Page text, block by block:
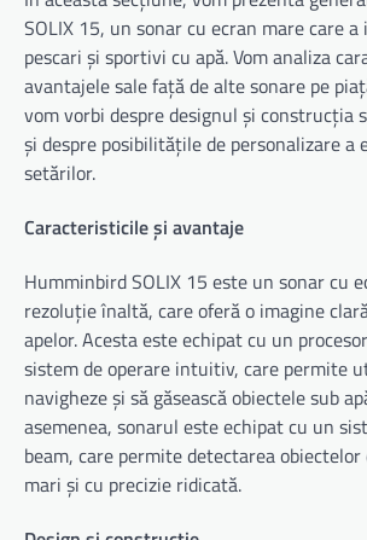
SOLIX 15, un sonar cu ecran mare care
pescari și sportivi cu apă. Vom analiza
avantajele sale față de alte sonare pe
vom vorbi despre designul și construcția
și despre posibilitățile de personalizare a
setărilor.
Caracteristicile și avantaje
Humminbird SOLIX 15 este un sonar cu
rezoluție înaltă, care oferă o imagine
apelor. Acesta este echipat cu un
sistem de operare intuitiv, care permite
navigheze și să găsească obiectele sub
asemenea, sonarul este echipat cu un
beam, care permite detectarea
mari și cu precizie ridicată.